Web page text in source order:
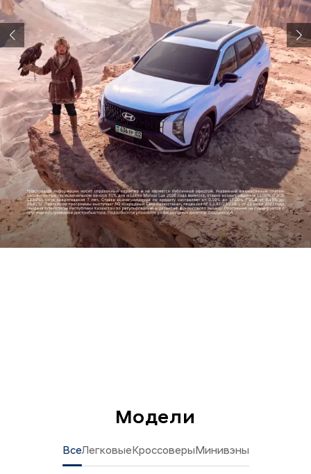
Модели
ВсеЛегковыеКроссоверыМинивэны